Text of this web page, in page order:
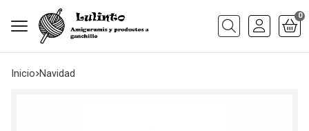
Buscar
0
Inicio navidad